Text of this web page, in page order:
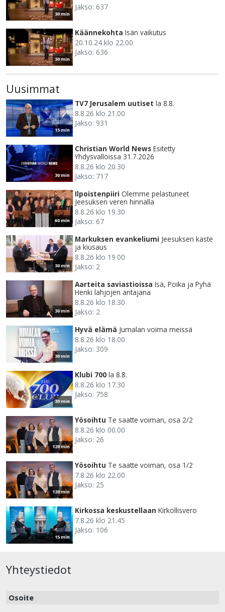
30 min
Jakso: 637
30 min
Käännekohta Isän vaikutus
20.10.24 klo 22.00
Jakso: 636
Uusimmat
15 min
TV7 Jerusalem uutiset la 8.8.
8.8.26 klo 21.00
Jakso: 931
30 min
Christian World News Esitetty
Yhdysvalloissa 31.7.2026
8.8.26 klo 20.30
Jakso: 717
60 min
Ilpoistenpiiri Olemme pelastuneet
Jeesuksen veren hinnalla
8.8.26 klo 19.30
Jakso: 67
30 min
Markuksen evankeliumi Jeesuksen kaste
ja kiusaus
8.8.26 klo 19.00
Jakso: 2
30 min
Aarteita saviastioissa Isä, Poika ja Pyhä
Henki lahjojen antajana
8.8.26 klo 18.30
Jakso: 2
30 min
Hyvä elämä Jumalan voima meissä
8.8.26 klo 18.00
Jakso: 309
30 min
Klubi 700 la 8.8.
8.8.26 klo 17.30
Jakso: 758
120 min
Yösoihtu Te saatte voiman, osa 2/2
8.8.26 klo 00.00
Jakso: 26
120 min
Yösoihtu Te saatte voiman, osa 1/2
7.8.26 klo 22.00
Jakso: 25
15 min
Kirkossa keskustellaan Kirkollisvero
7.8.26 klo 21.45
Jakso: 106
Yhteystiedot
Osoite